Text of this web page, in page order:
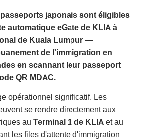
japonais sont éligibles
automatique eGate de KLIA à
de Kuala Lumpur —
de l'immigration en
en scannant leur passeport
QR MDAC.
opérationnel significatif. Les
se rendre directement aux
au Terminal 1 de KLIAet au
les files d'attente d'immigration